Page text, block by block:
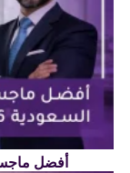
أفضل